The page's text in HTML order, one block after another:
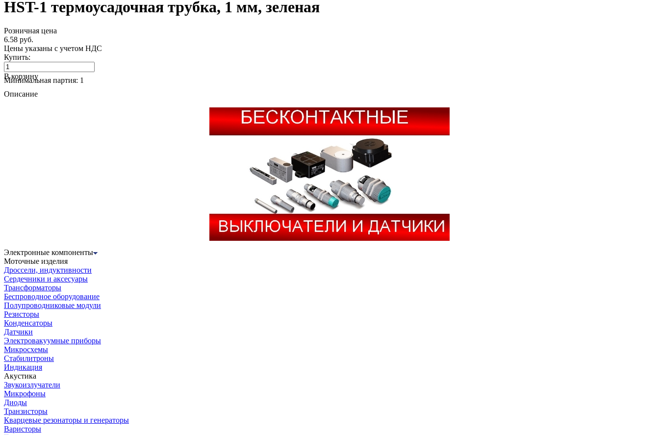
HST-1 термоусадочная трубка, 1 мм, зеленая
Розничная цена
6.58 руб.
Цены указаны с учетом НДС
Купить:
В корзину
Минимальная партия: 1
Описание
Электронные компоненты
Моточные изделия
Дроссели, индуктивности
Сердечники и аксесуары
Трансформаторы
Беспроводное оборудование
Полупроводниковые модули
Резисторы
Конденсаторы
Датчики
Электровакуумные приборы
Микросхемы
Стабилитроны
Индикация
Акустика
Звукоизлучатели
Микрофоны
Диоды
Транзисторы
Кварцевые резонаторы и генераторы
Варисторы